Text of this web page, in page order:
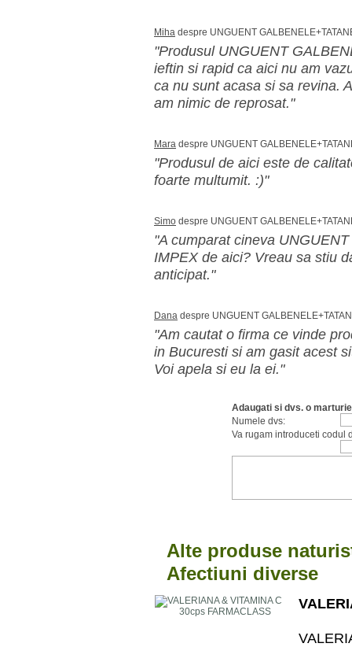
Miha despre UNGUENT
"Produsul UNGUENT
ieftin si rapid ca aici nu am
ca nu sunt acasa si sa revina.
am nimic de reprosat."
Mara despre UNGUENT
"Produsul de aici este de
foarte multumit. :)"
Simo despre UNGUENT
"A cumparat cineva
IMPEX de aici? Vreau sa stiu
anticipat."
Dana despre UNGUENT
"Am cautat o firma ce vinde
in Bucuresti si am gasit acest
Voi apela si eu la ei."
Adaugati si dvs. o marturie
Numele dvs:
Va rugam introduceti codul
Alte produse
Afectiuni diverse